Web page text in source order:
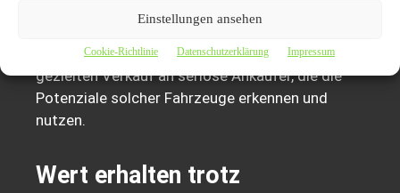
Einstellungen ansehen
Cookie-Richtlinie Datenschutzerklärung Impressum
Nachfrage, schnellen Abwicklungsmöglichkeiten
und fairen Marktpreisen. Der Schlüssel liegt im
gezielten Verkauf an seriöse Ankäufer, die die
Potenziale solcher Fahrzeuge erkennen und
nutzen.
Wert erhalten trotz